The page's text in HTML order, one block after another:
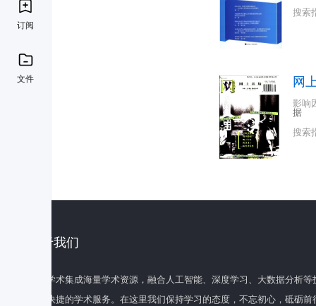
订阅
文件
搜索
网
影响
据
搜索
关于我们
百度学术集成海量学术资源，融合人工智能、深度学习、大数据分析
全面快捷的学术服务。在这里我们保持学习的态度，不忘初心，砥砺前